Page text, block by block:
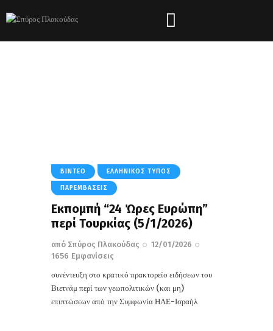
ΒΊΝΤΕΟ ΕΛΛΗΝΙΚΌΣ ΤΎΠΟΣ
ΠΑΡΕΜΒΆΣΕΙΣ
Εκπομπή “24 Ώρες Ευρώπη”
περί Τουρκίας (5/1/2026)
από Σπύρος Πλακούδας
12/01/2026
1656 Εμφανίσεις
συνέντευξη στο κρατικό πρακτορείο ειδήσεων του
Βιετνάμ περί των γεωπολιτικών (και μη)
επιπτώσεων από την Συμφωνία ΗΑΕ-Ισραήλ